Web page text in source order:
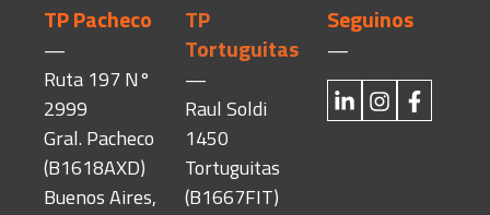
TP Pacheco
—
Ruta 197 N°
2999
Gral. Pacheco
(B1618AXD)
Buenos Aires,
TP
Tortuguitas
—
Raul Soldi
1450
Tortuguitas
(B1667FIT)
Seguinos
—